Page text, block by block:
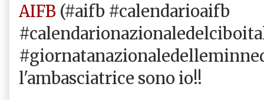
AIFB (#aifb #calendarioaifb
l'ambasciatrice sono io!!